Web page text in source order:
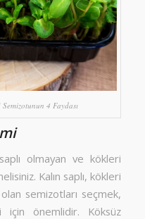
4 Faydası
olmayan ve kökleri
Kalın saplı, kökleri
semizotları seçmek,
için önemlidir. Köksüz